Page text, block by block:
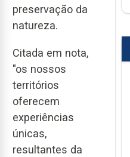
preservação da
natureza.
Citada em nota,
"os nossos
territórios
oferecem
experiências
únicas,
resultantes da